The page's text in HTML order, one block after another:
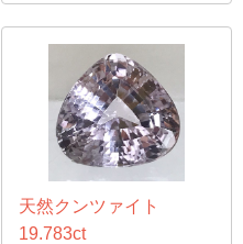
天然クンツァイト
19.783ct